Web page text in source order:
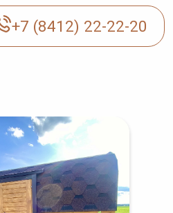
+7 (8412) 22-22-20